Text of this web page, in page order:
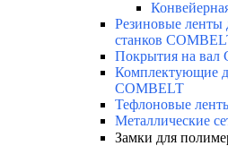
Резиновые
станков
Покрытия на вал
Комплектующие
COMBELT
Тефлоновые
Металлические
Замки для